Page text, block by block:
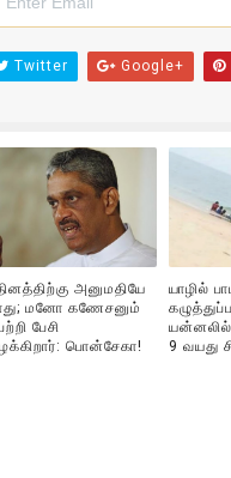
Twitter Google+
அனுமதியே
மனோ கணேசனும்
பேசி
பொன்சேகா!
யாழில்
9 வயது